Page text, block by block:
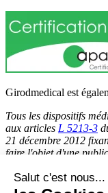
Girodmedical est
Tous les dispositifs
aux articles L 5213-3
21 décembre 2012
faire l'objet d'une
du code de la
être légalement
Salut c'est nous...